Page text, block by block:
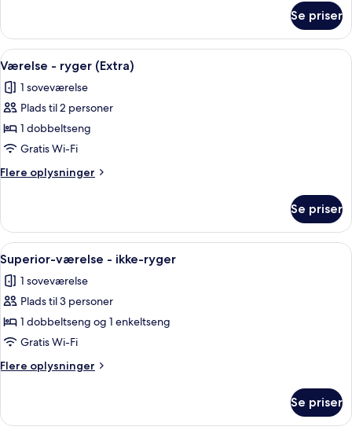
-
ikke-
ryger
Se priser
Indlæs
alle
billeder
af
Værelse
-
ryger
(Extra)
To flaske økologisk rosenkropsvask
8
Værelse - ryger (Extra)
1 soveværelse
Plads til 2 personer
1 dobbeltseng
Gratis Wi-Fi
Flere oplysninger
Flere
-
ryger
(Extra)
Se priser
Indlæs
alle
billeder
af
Superior-
værelse
-
ikke-
To flaske økologisk rosenkropsvask
8
Superior-værelse - ikke-ryger
1 soveværelse
Plads til 3 personer
1 dobbeltseng og 1 enkeltseng
Gratis Wi-Fi
Flere oplysninger
Flere
værelse
Se priser